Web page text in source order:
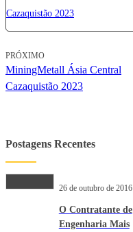
PRÓXIMO
MiningMetall Ásia Central
Cazaquistão 2023
Postagens Recentes
26 de outubro de 2016
O Contratante de
Engenharia Mais